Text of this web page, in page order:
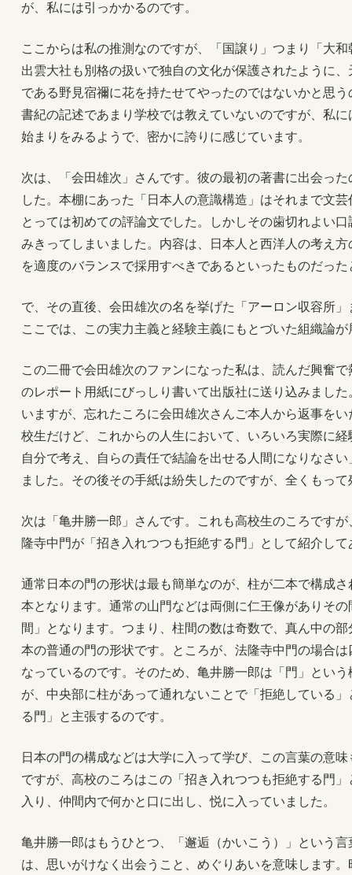
が、私には引っかかるのです。
ここからは私の推測なのですが、「国譲り」つまり「大
出雲大社も別格の扱いで独自の文化が保護されたように
である野見宿禰に花を持たせてやったのではないかと思
書紀の記述であまり学校では教えていないのですが、私
始まりをみるようで、密かに誇りに感じています。
次は、「会田雄次」さんです。彼の最初の著書に出会っ
した。本棚にあった「日本人の意識構造」はそれまで文
とっては初めての評論文でした。しかしその歯切れよい
みきってしまいました。内容は、日本人と西洋人の考え
を適度のバランスで採用すべきであるといったものだっ
で、その直後、会田雄次の名を挙げた「アーロン収容所
ここでは、この実力主義と経験主義にもとづいた組織論
この二冊で会田雄次のファンになった私は、読んだ興奮
のレポート用紙にびっしり書いて出版社に送り込みまし
いますが、忘れたころに会田雄次さんご本人から返事を
校生だけど、これからの人生において、いろいろ実際に
自分で考え、自らの責任で結論を出せる人間になりなさ
ました。その後その手紙は紛失したのですが、全くもって
次は「亀井勝一郎」さんです。これも高校生のころです
隆寺中門が「招き入れつつも拒絶する門」として紹介し
通常日本の門の形状は最も簡単なのが、柱が二本で構成
本となります。通常の山門などは両側に仁王像がありそ
間」となります。つまり、柱間の数は奇数で、真ん中の
本の普通の門の形状です。ところが、法隆寺中門の場合
なっているのです。そのため、亀井勝一郎は「門」とい
が、中央部に柱があって通れないことで「拒絶している
る門」と主張するのです。
日本の門の構成などは大学に入って学び、この言葉の意
ですが、高校のころはこの「招き入れつつも拒絶する門
入り、仲間内で何かと口に出し、悦に入っていました。
亀井勝一郎はもうひとつ、「邂逅（かいこう）」という
は、思いがけなく出会うこと、めぐりあいを意味します